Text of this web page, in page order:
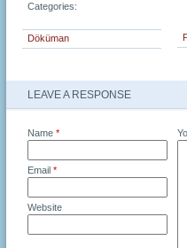
Categories:
Döküman
LEAVE A RESPONSE
Name *
Email *
Website